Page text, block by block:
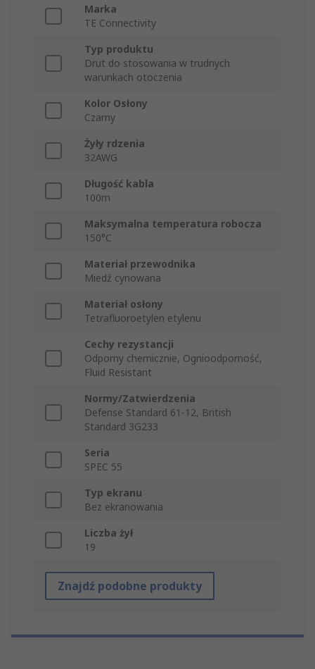
Marka
TE Connectivity
Typ produktu
Drut do stosowania w trudnych
warunkach otoczenia
Kolor Osłony
Czarny
Żyły rdzenia
32AWG
Długość kabla
100m
Maksymalna temperatura robocza
150°C
Materiał przewodnika
Miedź cynowana
Materiał osłony
Tetrafluoroetylen etylenu
Cechy rezystancji
Odporny chemicznie, Ognioodporność,
Fluid Resistant
Normy/Zatwierdzenia
Defense Standard 61-12, British
Standard 3G233
Seria
SPEC 55
Typ ekranu
Bez ekranowania
Liczba żył
19
Znajdź podobne produkty